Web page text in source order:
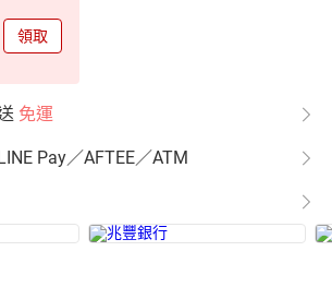
領取
免運
Pay／AFTEE／ATM